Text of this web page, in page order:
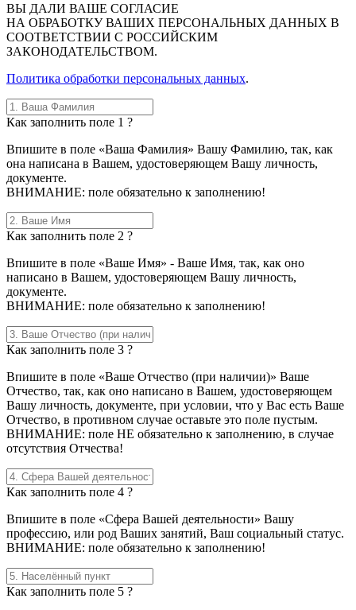
ВЫ ДАЛИ ВАШЕ СОГЛАСИЕ
НА ОБРАБОТКУ ВАШИХ ПЕРСОНАЛЬНЫХ ДАННЫХ В
СООТВЕТСТВИИ С РОССИЙСКИМ
ЗАКОНОДАТЕЛЬСТВОМ.
Политика обработки персональных данных.
Как заполнить поле 1 ?
Впишите в поле «Ваша Фамилия» Вашу Фамилию, так, как
она написана в Вашем, удостоверяющем Вашу личность,
документе.
ВНИМАНИЕ: поле обязательно к заполнению!
Как заполнить поле 2 ?
Впишите в поле «Ваше Имя» - Ваше Имя, так, как оно
написано в Вашем, удостоверяющем Вашу личность,
документе.
ВНИМАНИЕ: поле обязательно к заполнению!
Как заполнить поле 3 ?
Впишите в поле «Ваше Отчество (при наличии)» Ваше
Отчество, так, как оно написано в Вашем, удостоверяющем
Вашу личность, документе, при условии, что у Вас есть Ваше
Отчество, в противном случае оставьте это поле пустым.
ВНИМАНИЕ: поле НЕ обязательно к заполнению, в случае
отсутствия Отчества!
Как заполнить поле 4 ?
Впишите в поле «Сфера Вашей деятельности» Вашу
профессию, или род Ваших занятий, Ваш социальный статус.
ВНИМАНИЕ: поле обязательно к заполнению!
Как заполнить поле 5 ?